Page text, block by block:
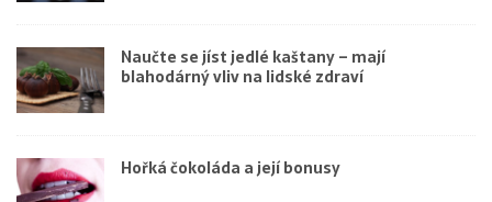
Naučte se jíst jedlé kaštany – mají
blahodárný vliv na lidské zdraví
Hořká čokoláda a její bonusy